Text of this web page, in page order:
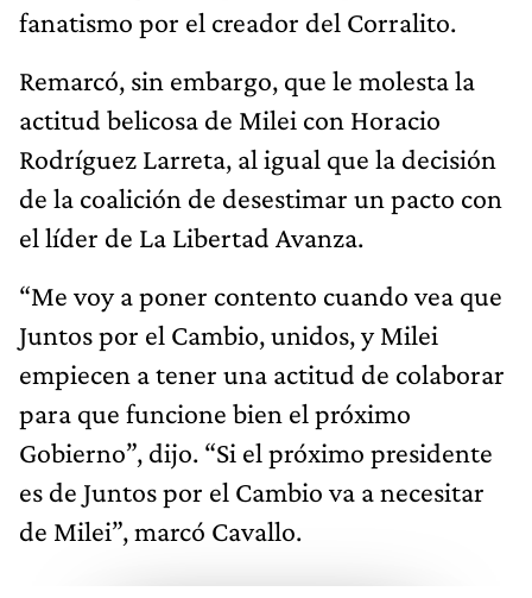
fanatismo por el creador del Corralito.
Remarcó, sin embargo, que le molesta la
actitud belicosa de Milei con Horacio
Rodríguez Larreta, al igual que la decisión
de la coalición de desestimar un pacto con
el líder de La Libertad Avanza.
“Me voy a poner contento cuando vea que
Juntos por el Cambio, unidos, y Milei
empiecen a tener una actitud de colaborar
para que funcione bien el próximo
Gobierno”, dijo. “Si el próximo presidente
es de Juntos por el Cambio va a necesitar
de Milei”, marcó Cavallo.